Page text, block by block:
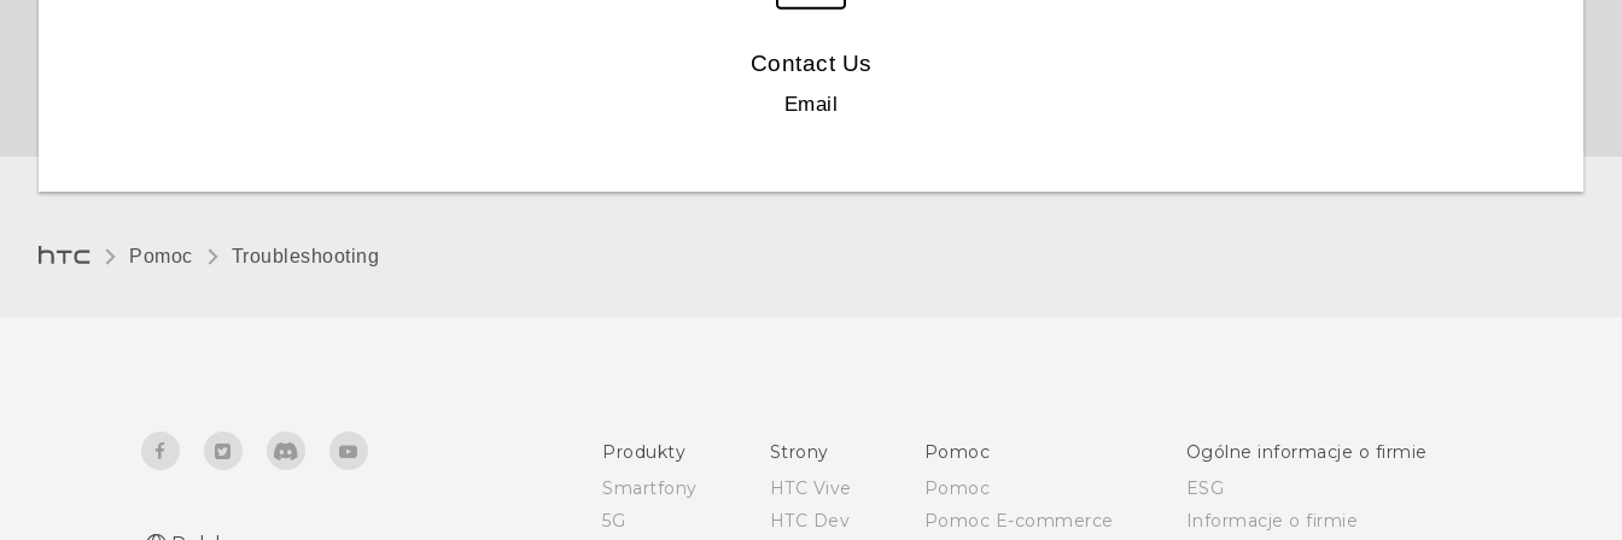
Contact Us
Email
Pomoc Troubleshooting‎
Produkty
Smartfony
5G
Strony
HTC Vive
HTC Dev
Pomoc
Pomoc
Pomoc E-commerce
Ogólne informacje o firmie
ESG
Informacje o firmie